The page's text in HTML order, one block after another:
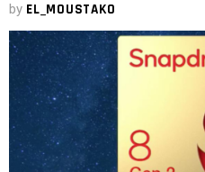
by EL_MOUSTAKO